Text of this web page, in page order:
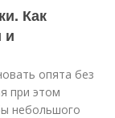
Как
и
опята без
при этом
небольшого